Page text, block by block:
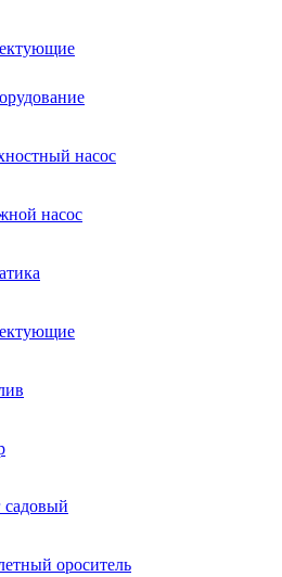
насос
насос
ороситель